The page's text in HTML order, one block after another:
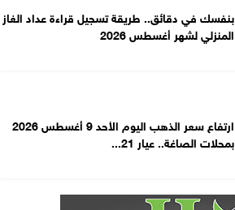
بنفسك في دقائق.. طريقة تسجيل قراءة عداد الغاز
المنزلي لشهر أغسطس 2026
ارتفاع سعر الذهب اليوم الأحد 9 أغسطس 2026
بمحلات الصاغة.. عيار 21...